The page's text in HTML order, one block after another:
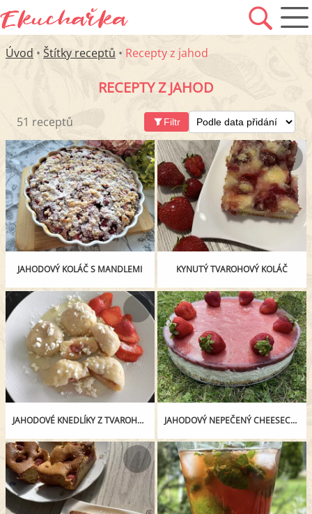
Úvod • Štítky receptů • Recepty z jahod
RECEPTY Z JAHOD
51 receptů Filtr
JAHODOVÝ KOLÁČ S MANDLEMI KYNUTÝ TVAROHOVÝ KOLÁČ
JAHODOVÉ KNEDLÍKY Z TVAROHOVÉHO TĚSTA JAHODOVÝ NEPEČENÝ CHEESECAKE